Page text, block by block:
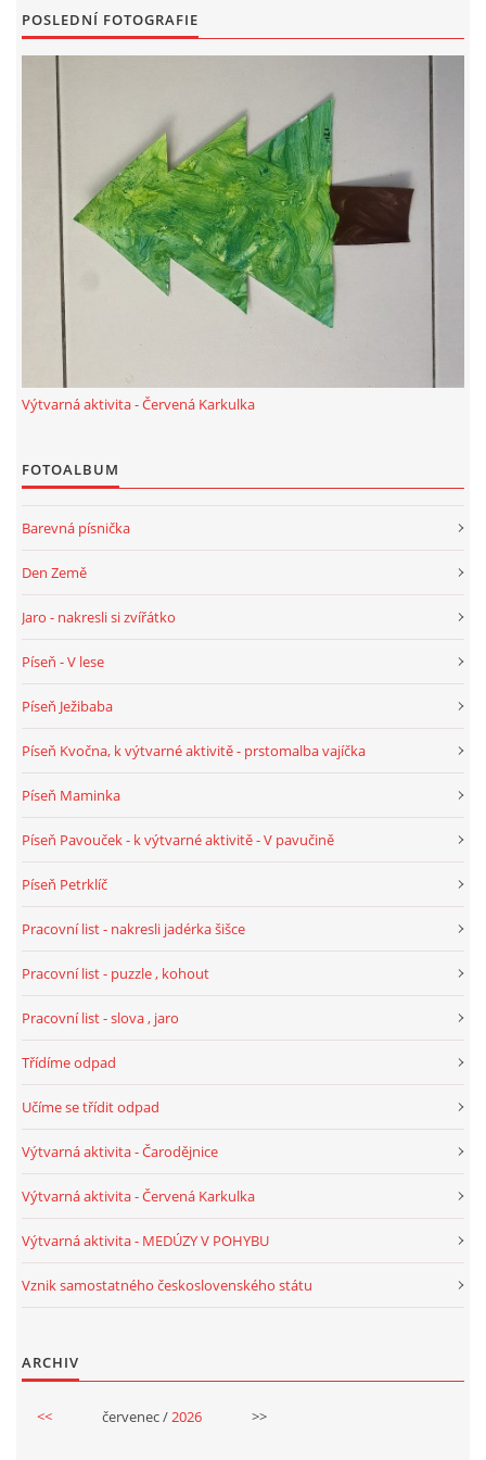
PÍSNĚ K TÉMATU PODZIM
BÁSNĚ K TÉMATU PODZIM
POHYBOVÉ AKTIVITY NA TÉMA PODZIM
PÍSNĚ K TÉMATU ZIMA
BÁSNĚ K TÉMATU ZIMA
POHYBOVÉ AKTIVITY NA TÉMA ZIMA
SMYSLOVÁ AKTIVITA
JÓGOVÉ CVIČENÍ, TYPY, RADY, RECENZE
STÁTNÍ SVÁTKY
20.10. DEN STROMŮ
DUŠIČKY
SVATÝ MARTIN
SVATÁ KATEŘINA 25.LISTOPADU
MIKULÁŠ, ČERTI
POSLEDNÍ FOTOGRAFIE
Výtvarná aktivita - Červená Karkulka
FOTOALBUM
Barevná písnička
Den Země
Jaro - nakresli si zvířátko
Píseň - V lese
Píseň Ježibaba
Píseň Kvočna, k výtvarné aktivitě - prstomalba vajíčka
Píseň Maminka
Píseň Pavouček - k výtvarné aktivitě - V pavučině
Píseň Petrklíč
Pracovní list - nakresli jadérka šišce
Pracovní list - puzzle , kohout
Pracovní list - slova , jaro
Třídíme odpad
Učíme se třídit odpad
Výtvarná aktivita - Čarodějnice
Výtvarná aktivita - Červená Karkulka
Výtvarná aktivita - MEDÚZY V POHYBU
Vznik samostatného československého státu
ARCHIV
<< červenec /2026 >>